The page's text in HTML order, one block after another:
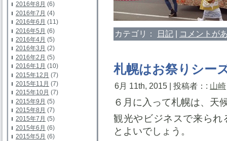
2016年8月 (6)
2016年7月 (4)
2016年6月 (11)
2016年5月 (6)
2016年4月 (5)
2016年3月 (2)
2016年2月 (5)
2016年1月 (10)
2015年12月 (7)
2015年11月 (7)
2015年10月 (7)
2015年9月 (5)
2015年8月 (7)
2015年7月 (5)
2015年6月 (6)
2015年5月 (6)
カテゴリ： 日記 | コメントが
札幌はお祭りシー
6月 11th, 2015 | 投稿者：: 山崎
６月に入って札幌は、天
観光やビジネスで来ら
とよいでしょう。